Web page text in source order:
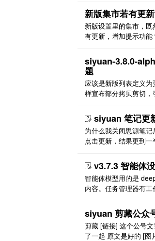
新版集市若有更
新版设置里的集市，
有更新，增加提示功
siyuan-3.8.0-
题
应该是新版列表定义
样宣布部分拷贝剪切
【复制】后粘贴效果不
siyuan 笔记更
为什么我关闭思源笔
点击更新，结果更到
么解决呀
v3.7.3 智能体
智能体模型用的是
内容。任务管理器有
片]
siyuan 剪藏公众
剪藏 [链接] 这个公号
了一起 原文是好的 [图